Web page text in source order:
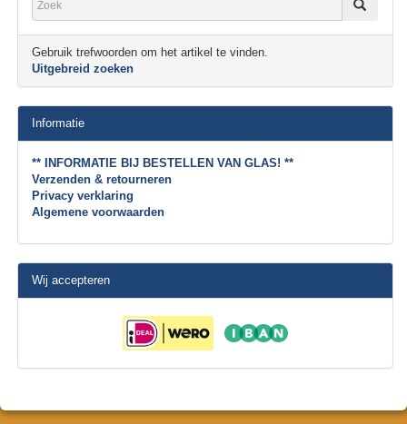
Gebruik trefwoorden om het artikel te vinden.
Uitgebreid zoeken
Informatie
** INFORMATIE BIJ BESTELLEN VAN GLAS! **
Verzenden & retourneren
Privacy verklaring
Algemene voorwaarden
Wij accepteren